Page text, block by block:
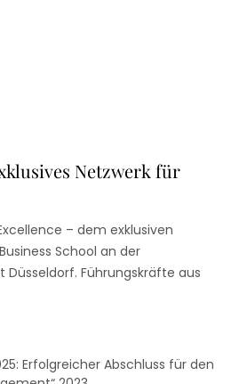
Netzwerk für
– dem exklusiven
School an der
Düsseldorf. Führungskräfte aus
Alumni zum professionellen